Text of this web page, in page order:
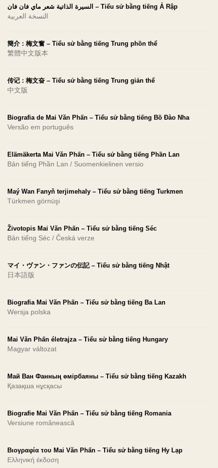
السيرة الذاتية شعر ماي فان فان – Tiểu sử bằng tiếng Ả Rập
النسخة العربية
簡介 : 梅文奮 – Tiểu sử bằng tiếng Trung phồn thể
繁體中文版本
传记 : 梅文奋 – Tiểu sử bằng tiếng Trung giản thể
中文版
Biografia de Mai Văn Phấn – Tiểu sử bằng tiếng Bồ Đào Nha
Versão em português
Elämäkerta Mai Văn Phấn – Tiểu sử bằng tiếng Phần Lan
Bản tiếng Phần Lan / Suomenkielinen versio
Maý Wan Fanyň terjimehaly – Tiểu sử bằng tiếng Turkmen
Türkmen görnüşi
Životopis Mai Văn Phấn – Tiểu sử bằng tiếng Séc
Bản tiếng Séc / Česká verze
マイ・ヴァン・ファンの伝記 – Tiểu sử bằng tiếng Nhật
日本語版
Biografia Mai Văn Phấn – Tiểu sử bằng tiếng Ba Lan
Wersja polska
Mai Văn Phấn életrajza – Tiểu sử bằng tiếng Hungary
Magyar változat
Май Ван Фанның өмірбаяны – Tiểu sử bằng tiếng Kazakh
Қазақша нұсқасы
Biografie Mai Văn Phấn – Tiểu sử bằng tiếng Romania
Versiune românească
Βιογραφία του Mai Văn Phấn – Tiểu sử bằng tiếng Hy Lạp
Ελληνική έκδοση